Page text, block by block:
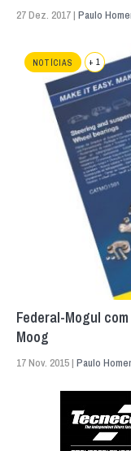
27 Dez. 2017 | Paulo
NOTÍCIAS + 1
Federal-Mogul
Moog
17 Nov. 2015 | Paulo